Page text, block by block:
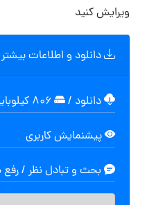
ویرایش کنید
دانلود و اطلاعات بیشتر
دانلود /
پیشنمایش کاربری
بحث و تبادل نظر /